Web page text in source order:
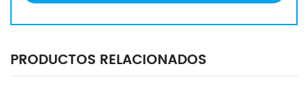
PRODUCTOS RELACIONADOS